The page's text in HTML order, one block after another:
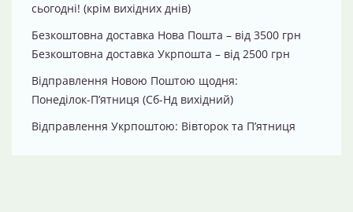
сьогодні! (крім вихідних днів)
Безкоштовна доставка Нова Пошта – від 3500 грн
Безкоштовна доставка Укрпошта – від 2500 грн
Відправлення Новою Поштою щодня:
Понеділок-П’ятниця (Сб-Нд вихідний)
Відправлення Укрпоштою: Вівторок та П’ятниця